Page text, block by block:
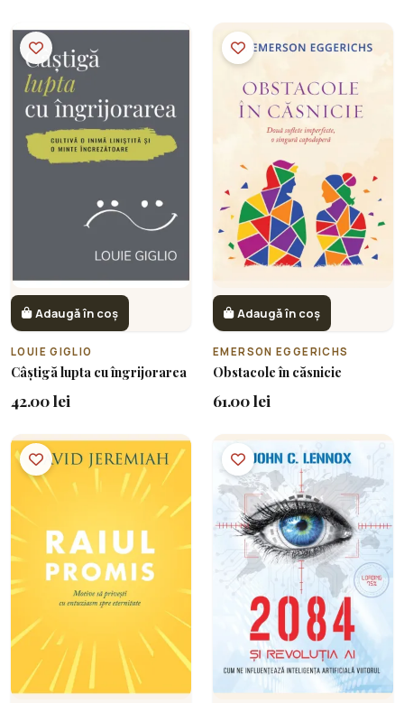
Adaugă în coș
LOUIE GIGLIO
Câștigă lupta cu îngrijorarea
42.00 lei
Adaugă în coș
EMERSON EGGERICHS
Obstacole în căsnicie
61.00 lei